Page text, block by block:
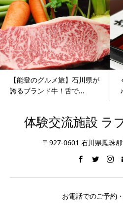
【能登のグルメ旅】石川県が
誇るブランド牛！舌で...
体験交流施設 ラ
〒927-0601 石川県鳳珠
お電話でのご予約